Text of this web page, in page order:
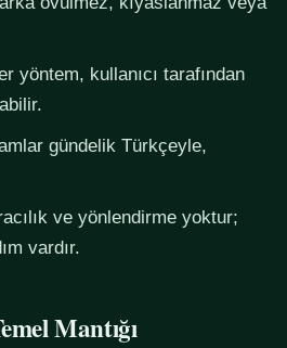
yöntem, kullanıcı tarafından
gündelik Türkçeyle,
ve yönlendirme yoktur;
vardır.
Mantığı